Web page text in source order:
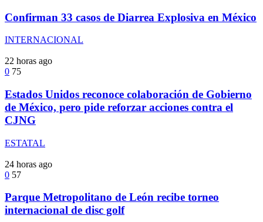
Confirman 33 casos de Diarrea Explosiva en México
INTERNACIONAL
22 horas ago
0 75
Estados Unidos reconoce colaboración de Gobierno
de México, pero pide reforzar acciones contra el
CJNG
ESTATAL
24 horas ago
0 57
Parque Metropolitano de León recibe torneo
internacional de disc golf